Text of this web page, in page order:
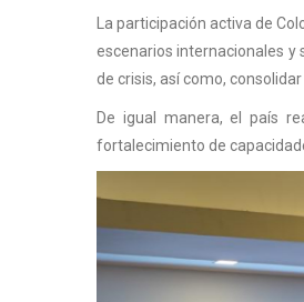
La participación activa de
escenarios internacionales
de crisis, así como,
De igual manera, el país
fortalecimiento de